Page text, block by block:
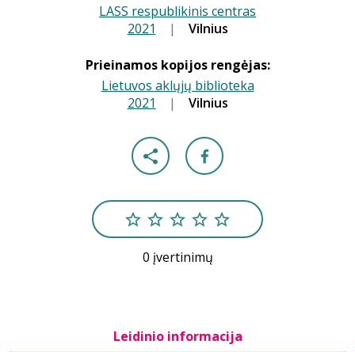
LASS respublikinis centras
2021 | Vilnius
Prieinamos kopijos rengėjas:
Lietuvos aklųjų biblioteka
2021 | Vilnius
0 įvertinimų
Leidinio informacija